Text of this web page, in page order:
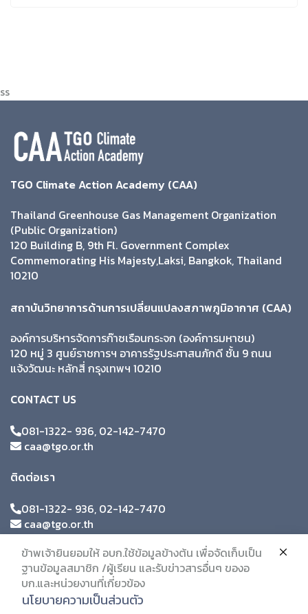
ss
TGO Climate Action Academy (CAA)
Thailand Greenhouse Gas Management Organization
(Public Organization)
120 Building B, 9th Fl. Government Complex
Commemorating His Majesty,Laksi, Bangkok, Thailand
10210
สถาบันวิทยาการด้านการเปลี่ยนแปลงสภาพภูมิอากาศ (CAA)
องค์การบริหารจัดการก๊าซเรือนกระจก (องค์การมหาชน)
120 หมู่ 3 ศูนย์ราชการฯ อาคารรัฐประศาสนภักดี ชั้น 9 ถนน
แจ้งวัฒนะ หลักสี่ กรุงเทพฯ 10210
CONTACT US
081-1322- 936, 02-142-7470
caa@tgo.or.th
ติดต่อเรา
081-1322- 936, 02-142-7470
caa@tgo.or.th
ข้าพเจ้ายินยอมให้ อบก.ใช้ข้อมูลข้างต้น เพื่อจัดเก็บเป็น
ฐานข้อมูลสมาชิก /ผู้เรียน และรับข่าวสารอื่นๆ ของอ
บก.และหน่วยงานที่เกี่ยวข้อง
นโยบายความเป็นส่วนตัว